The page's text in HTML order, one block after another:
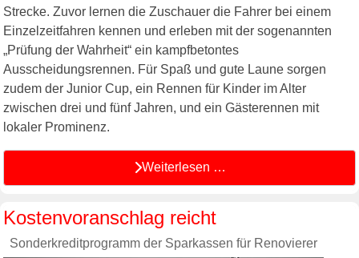
Strecke. Zuvor lernen die Zuschauer die Fahrer bei einem
Einzelzeitfahren kennen und erleben mit der sogenannten
„Prüfung der Wahrheit“ ein kampfbetontes
Ausscheidungsrennen. Für Spaß und gute Laune sorgen
zudem der Junior Cup, ein Rennen für Kinder im Alter
zwischen drei und fünf Jahren, und ein Gästerennen mit
lokaler Prominenz.
Weiterlesen …
Kostenvoranschlag reicht
Sonderkreditprogramm der Sparkassen für Renovierer